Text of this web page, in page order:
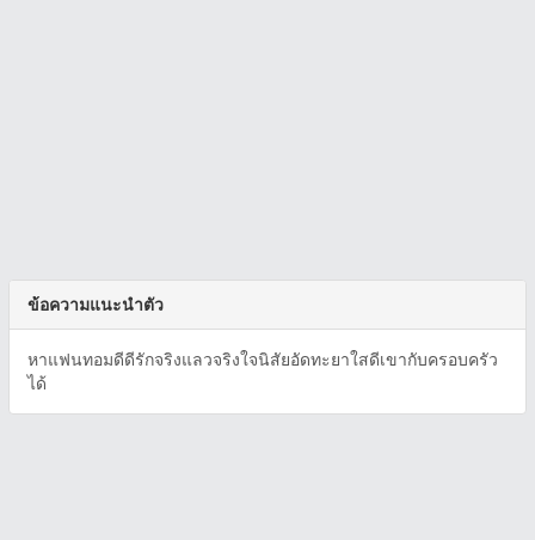
ข้อความแนะนำตัว
หาแฟนทอมดีดีรักจริงแลวจริงใจนิสัยอัดทะยาใสดีเขากับครอบครัว
ได้